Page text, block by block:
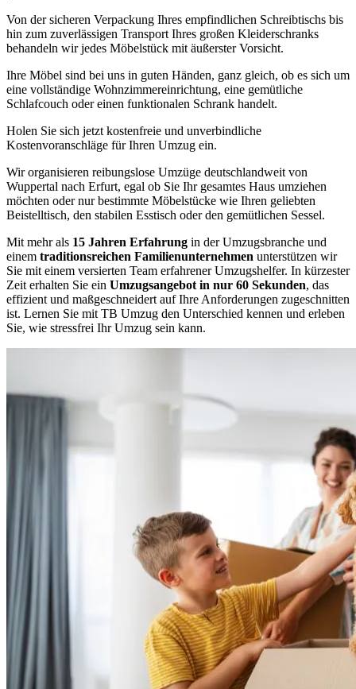
Von der sicheren Verpackung Ihres empfindlichen Schreibtischs bis
hin zum zuverlässigen Transport Ihres großen Kleiderschranks
behandeln wir jedes Möbelstück mit äußerster Vorsicht.
Ihre Möbel sind bei uns in guten Händen, ganz gleich, ob es sich um
eine vollständige Wohnzimmereinrichtung, eine gemütliche
Schlafcouch oder einen funktionalen Schrank handelt.
Holen Sie sich jetzt kostenfreie und unverbindliche
Kostenvoranschläge für Ihren Umzug ein.
Wir organisieren reibungslose Umzüge deutschlandweit von
Wuppertal nach Erfurt, egal ob Sie Ihr gesamtes Haus umziehen
möchten oder nur bestimmte Möbelstücke wie Ihren geliebten
Beistelltisch, den stabilen Esstisch oder den gemütlichen Sessel.
Mit mehr als 15 Jahren Erfahrung in der Umzugsbranche und
einem traditionsreichen Familienunternehmen unterstützen wir
Sie mit einem versierten Team erfahrener Umzugshelfer. In kürzester
Zeit erhalten Sie ein Umzugsangebot in nur 60 Sekunden, das
effizient und maßgeschneidert auf Ihre Anforderungen zugeschnitten
ist. Lernen Sie mit TB Umzug den Unterschied kennen und erleben
Sie, wie stressfrei Ihr Umzug sein kann.